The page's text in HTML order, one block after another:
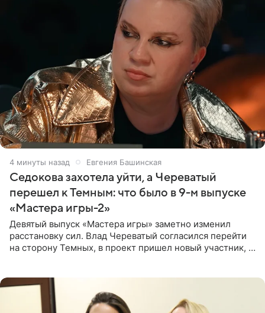
4 минуты назад Евгения Башинская
Седокова захотела уйти, а Череватый
перешел к Темным: что было в 9-м выпуске
«Мастера игры-2»
Девятый выпуск «Мастера игры» заметно изменил
расстановку сил. Влад Череватый согласился перейти
на сторону Темных, в проект пришел новый участник, а